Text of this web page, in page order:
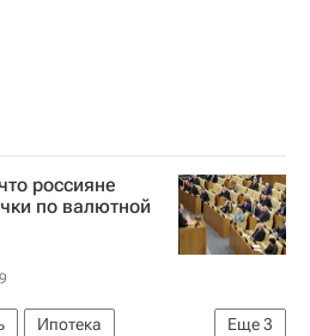
россияне
по валютной
9
Еще3
Ипотека